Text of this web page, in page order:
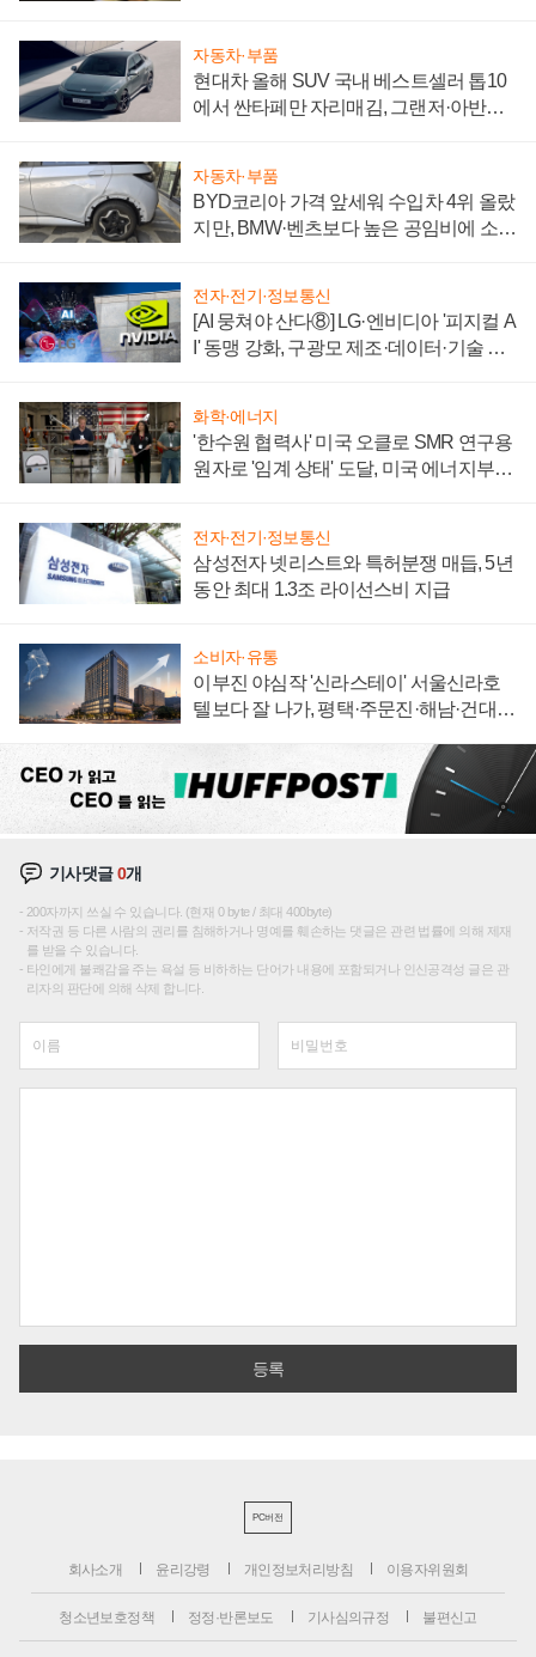
자동차·부품
현대차 올해 SUV 국내 베스트셀러 톱10
에서 싼타페만 자리매김, 그랜저·아반떼
자동차·부품
BYD코리아 가격 앞세워 수입차 4위 올랐
지만, BMW·벤츠보다 높은 공임비에 소비
전자·전기·정보통신
[AI 뭉쳐야 산다⑧] LG·엔비디아 '피지컬 A
I' 동맹 강화, 구광모 제조·데이터·기술 결
화학·에너지
'한수원 협력사' 미국 오클로 SMR 연구용
원자로 '임계 상태' 도달, 미국 에너지부
전자·전기·정보통신
삼성전자 넷리스트와 특허분쟁 매듭, 5년
동안 최대 1.3조 라이선스비 지급
소비자·유통
이부진 야심작 '신라스테이' 서울신라호
텔보다 잘 나가, 평택·주문진·해남·건대로
기사댓글0개
200자까지 쓰실 수 있습니다. (현재 0 byte / 최대 400byte)
저작권 등 다른 사람의 권리를 침해하거나 명예를 훼손하는 댓글은 관련 법률에 의해 제재
를 받을 수 있습니다.
타인에게 불쾌감을 주는 욕설 등 비하하는 단어가 내용에 포함되거나 인신공격성 글은 관
리자의 판단에 의해 삭제 합니다.
PC버전
회사소개 윤리강령 개인정보처리방침 이용자위원회
청소년보호정책 정정·반론보도 기사심의규정 불편신고